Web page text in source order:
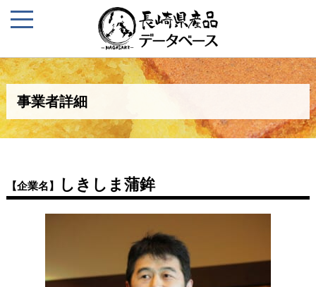
事業者詳細
【企業名】 しきしま蒲鉾